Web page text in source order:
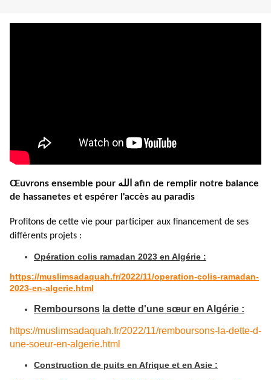
Œuvrons ensemble pour الله afin de remplir notre balance
de hassanetes et espérer l'accès au paradis
Profitons de cette vie pour participer aux financement de ses
différents projets :
Opération colis ramadan 2023 en Algérie :
https://muslimsadaquah.fr/2022/11/operation-colis-ramadan-
2023-en-algerie.html
Remboursons la dette d'une sœur en Algérie :
https://muslimsadaquah.fr/2022/11/remboursons-la-dette-d-
une-soeur-en-algerie.html
Construction de puits en Afrique et en Asie :